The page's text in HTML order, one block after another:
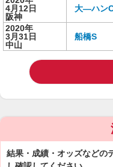
4月12日
阪神
大―ハン
2020年
3月31日
中山
船橋S
結果・成績・オッズなどの